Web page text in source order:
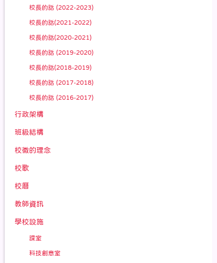
校長的話 (2022-2023)
校長的話(2021-2022)
校長的話(2020-2021)
校長的話 (2019-2020)
校長的話(2018-2019)
校長的話 (2017-2018)
校長的話 (2016-2017)
行政架構
班級結構
校徽的理念
校歌
校曆
教師資訊
學校設施
課室
科技創意室